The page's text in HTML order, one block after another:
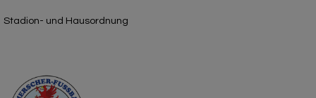
Stadion- und Hausordnung